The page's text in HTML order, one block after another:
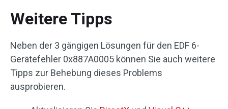
Weitere Tipps
Neben der 3 gängigen Lösungen für den EDF 6-
Gerätefehler 0x887A0005 können Sie auch weitere
Tipps zur Behebung dieses Problems
ausprobieren.